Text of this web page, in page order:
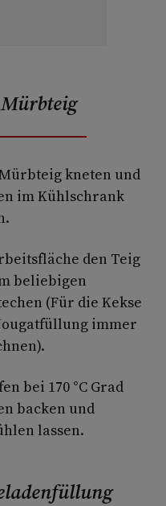
kneten und
im Kühlschrank
den Teig
beliebigen
(Für die Kekse
immer
bei 170 °C Grad
backen und
lassen.